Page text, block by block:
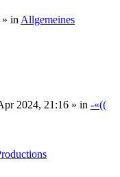
» in Allgemeines
2024, 21:16 » in -«((